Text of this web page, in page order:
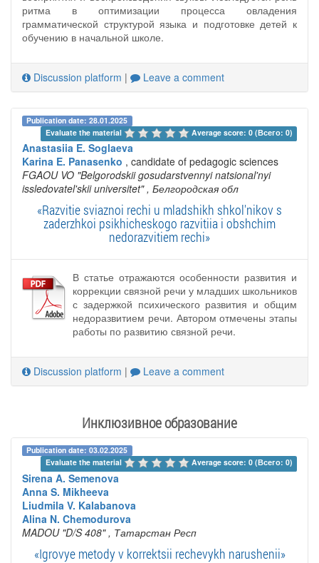
ритма в оптимизации процесса овладения
грамматической структурой языка и подготовке детей к
обучению в начальной школе.
Discussion platform | Leave a comment
Publication date: 28.01.2025
Evaluate the material
Average score: 0 (Всего: 0)
Anastasiia E. Soglaeva
Karina E. Panasenko , candidate of pedagogic sciences
FGAOU VO "Belgorodskii gosudarstvennyi natsional'nyi
issledovatel'skii universitet" , Белгородская обл
«Razvitie sviaznoi rechi u mladshikh shkol'nikov s
zaderzhkoi psikhicheskogo razvitiia i obshchim
nedorazvitiem rechi»
В статье отражаются особенности развития и
коррекции связной речи у младших школьников
с задержкой психического развития и общим
недоразвитием речи. Автором отмечены этапы
работы по развитию связной речи.
Discussion platform | Leave a comment
Инклюзивное образование
Publication date: 03.02.2025
Evaluate the material
Average score: 0 (Всего: 0)
Sirena A. Semenova
Anna S. Mikheeva
Liudmila V. Kalabanova
Alina N. Chemodurova
MADOU "D/S 408" , Татарстан Респ
«Igrovye metody v korrektsii rechevykh narushenii»